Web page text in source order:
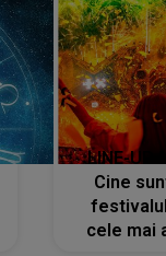
LINE-UP
Cine
cele mai